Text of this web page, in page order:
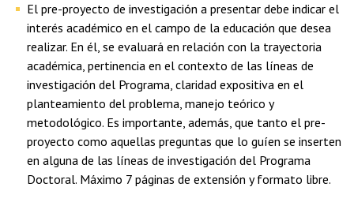
El pre-proyecto de investigación a presentar debe indicar el
interés académico en el campo de la educación que desea
realizar. En él, se evaluará en relación con la trayectoria
académica, pertinencia en el contexto de las líneas de
investigación del Programa, claridad expositiva en el
planteamiento del problema, manejo teórico y
metodológico. Es importante, además, que tanto el pre-
proyecto como aquellas preguntas que lo guíen se inserten
en alguna de las líneas de investigación del Programa
Doctoral. Máximo 7 páginas de extensión y formato libre.